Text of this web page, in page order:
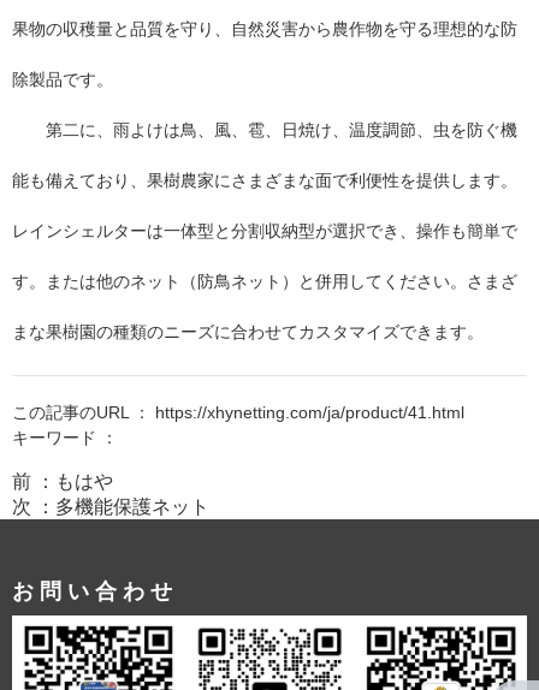
果物の収穫量と品質を守り、自然災害から農作物を守る理想的な防
除製品です。
第二に、雨よけは鳥、風、雹、日焼け、温度調節、虫を防ぐ機
能も備えており、果樹農家にさまざまな面で利便性を提供します。
レインシェルターは一体型と分割収納型が選択でき、操作も簡単で
す。または他のネット（防鳥ネット）と併用してください。さまざ
まな果樹園の種類のニーズに合わせてカスタマイズできます。
この記事のURL ： https://xhynetting.com/ja/product/41.html
キーワード ：
前 ： もはや
次 ： 多機能保護ネット
お問い合わせ